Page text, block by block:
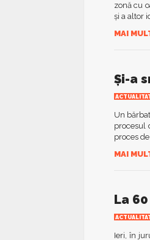
zonă cu
și a altor
MAI
Şi-a
Un
procesul
proces
MAI
La
Ieri, în